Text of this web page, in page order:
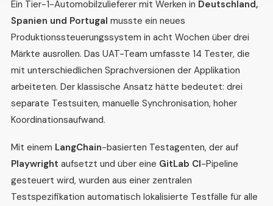
Ein Tier-1-Automobilzulieferer mit Werken in Deutschland,
Spanien und Portugal musste ein neues
Produktionssteuerungssystem in acht Wochen über drei
Märkte ausrollen. Das UAT-Team umfasste 14 Tester, die
mit unterschiedlichen Sprachversionen der Applikation
arbeiteten. Der klassische Ansatz hätte bedeutet: drei
separate Testsuiten, manuelle Synchronisation, hoher
Koordinationsaufwand.
Mit einem LangChain-basierten Testagenten, der auf
Playwright aufsetzt und über eine GitLab CI-Pipeline
gesteuert wird, wurden aus einer zentralen
Testspezifikation automatisch lokalisierte Testfälle für alle